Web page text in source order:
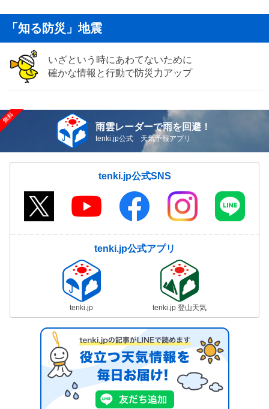
「知る防災」地震
いざという時にあわてないために
確かな情報と行動で防災力アップ
雨雲レーダーで雨を回避！
tenki.jp公式 天気予報アプリ
tenki.jp公式SNS
tenki.jp公式アプリ
tenki.jp tenki.jp 登山天気